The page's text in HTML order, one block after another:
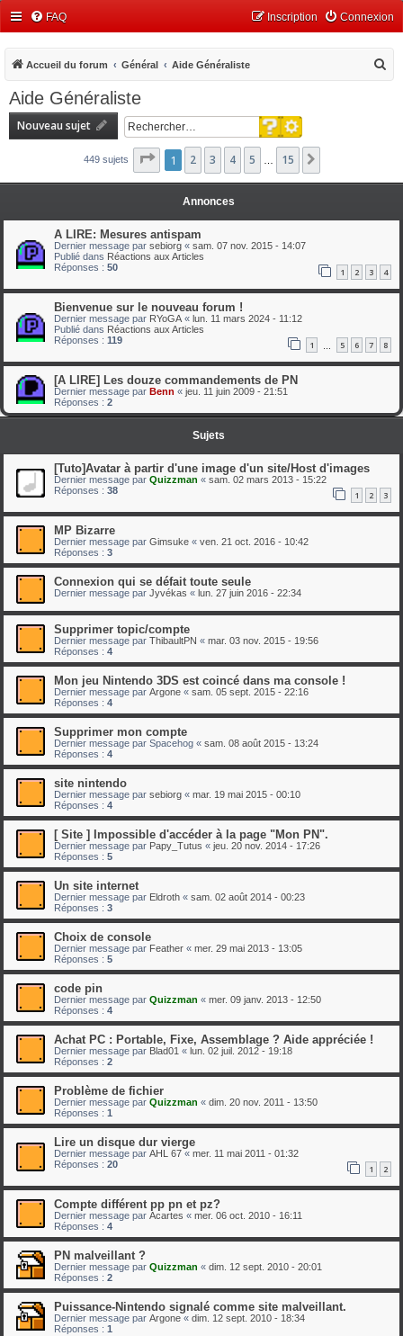
FAQ Connexion
Inscription
Accueil du forum Général Aide Généraliste
Aide Généraliste
Nouveau sujet
Rechercher
Recherche avancée
449 sujets Page sur15
1 2 3 4 5 15
Annonces
A LIRE: Mesures antispam
Dernier message par sebiorg « sam. 07 nov. 2015 - 14:07
Publié dans Réactions aux Articles
Réponses : 50 1 2 3 4
Bienvenue sur le nouveau forum !
Dernier message par RYoGA « lun. 11 mars 2024 - 11:12
Publié dans Réactions aux Articles
Réponses : 119 1 … 5 6 7 8
[A LIRE] Les douze commandements de PN
Dernier message par Benn « jeu. 11 juin 2009 - 21:51
Réponses : 2
Sujets
[Tuto]Avatar à partir d'une image d'un site/Host d'images
Dernier message par Quizzman « sam. 02 mars 2013 - 15:22
Réponses : 38 1 2 3
MP Bizarre
Dernier message par Gimsuke « ven. 21 oct. 2016 - 10:42
Réponses : 3
Connexion qui se défait toute seule
Dernier message par Jyvékas « lun. 27 juin 2016 - 22:34
Supprimer topic/compte
Dernier message par ThibaultPN « mar. 03 nov. 2015 - 19:56
Réponses : 4
Mon jeu Nintendo 3DS est coincé dans ma console !
Dernier message par Argone « sam. 05 sept. 2015 - 22:16
Réponses : 4
Supprimer mon compte
Dernier message par Spacehog « sam. 08 août 2015 - 13:24
Réponses : 4
site nintendo
Dernier message par sebiorg « mar. 19 mai 2015 - 00:10
Réponses : 4
[ Site ] Impossible d'accéder à la page "Mon PN".
Dernier message par Papy_Tutus « jeu. 20 nov. 2014 - 17:26
Réponses : 5
Un site internet
Dernier message par Eldroth « sam. 02 août 2014 - 00:23
Réponses : 3
Choix de console
Dernier message par Feather « mer. 29 mai 2013 - 13:05
Réponses : 5
code pin
Dernier message par Quizzman « mer. 09 janv. 2013 - 12:50
Réponses : 4
Achat PC : Portable, Fixe, Assemblage ? Aide appréciée !
Dernier message par Blad01 « lun. 02 juil. 2012 - 19:18
Réponses : 2
Problème de fichier
Dernier message par Quizzman « dim. 20 nov. 2011 - 13:50
Réponses : 1
Lire un disque dur vierge
Dernier message par AHL 67 « mer. 11 mai 2011 - 01:32
Réponses : 20 1 2
Compte différent pp pn et pz?
Dernier message par Acartes « mer. 06 oct. 2010 - 16:11
Réponses : 4
PN malveillant ?
Dernier message par Quizzman « dim. 12 sept. 2010 - 20:01
Réponses : 2
Puissance-Nintendo signalé comme site malveillant.
Dernier message par Argone « dim. 12 sept. 2010 - 18:34
Réponses : 1